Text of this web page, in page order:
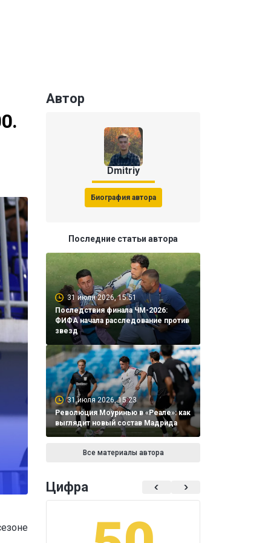
Автор
Dmitriy
Биография автора
Последние статьи автора
31 июля 2026, 15:51
Последствия финала ЧМ-2026:
ФИФА начала расследование против
звезд
31 июля 2026, 15:23
Революция Моуринью в «Реале»: как
выглядит новый состав Мадрида
Все материалы автора
Цифра